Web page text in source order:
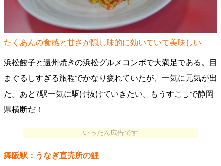
たくあんの食感と甘さが隠し味的に効いていて美味しい
浜松餃子と遠州焼きの浜松グルメコンボで大満足である。目
まぐるしすぎる旅程でかなり疲れていたが、一気に元気が出
た。あと7駅一気に駆け抜けていきたい。もうすこしで静岡
県横断だ！
いったん広告です
舞阪駅：うなぎ直売所の鯉